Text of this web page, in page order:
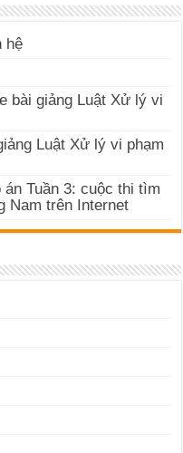
hệ
bài giảng Luật Xử lý vi
Luật Xử lý vi phạm
án Tuần 3: cuộc thi tìm
Nam trên Internet